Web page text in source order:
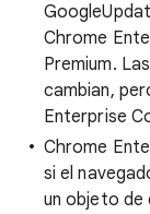
Chrome
Premium.
cambian,
Enterprise
Chrome
si el
un objeto de